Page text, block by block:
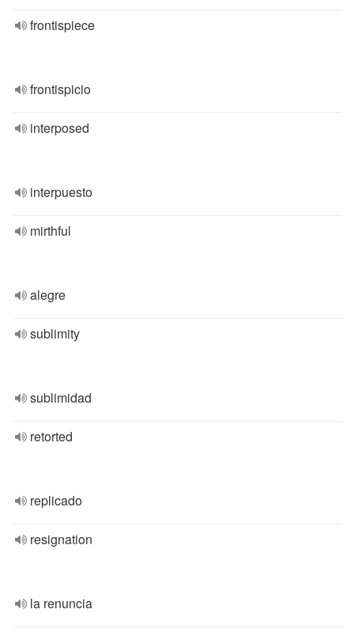
frontispiece
frontispicio
interposed
interpuesto
mirthful
alegre
sublimity
sublimidad
retorted
replicado
resignation
la renuncia